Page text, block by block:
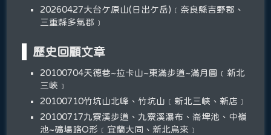
20260427大台ケ原山(日出ケ岳)﹝奈良縣吉野郡、
三重縣多氣郡﹞
歷史回顧文章
20100704天德巷~拉卡山~東滿步道~滿月圓﹝新北
三峽﹞
20100710竹坑山北峰、竹坑山﹝新北三峽、新店﹞
20100717九寮溪步道、九寮溪瀑布、崙埤池、中嶺
池~礦場路O形﹝宜蘭大同、新北烏來﹞